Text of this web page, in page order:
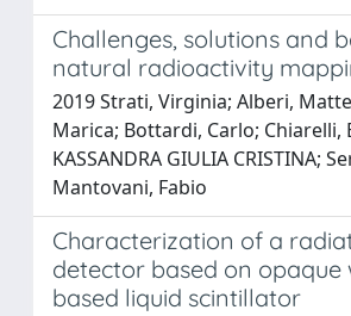
Challenges, solutions and
natural radioactivity
2019 Strati, Virginia; Alberi,
Marica; Bottardi, Carlo; Chiarelli,
KASSANDRA GIULIA CRISTINA;
Mantovani, Fabio
Characterization of a
detector based on opaque
based liquid scintillator